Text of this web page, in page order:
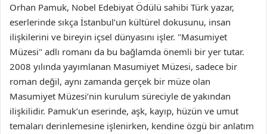
Orhan Pamuk, Nobel Edebiyat Ödülü sahibi Türk yazar,
eserlerinde sıkça İstanbul’un kültürel dokusunu, insan
ilişkilerini ve bireyin içsel dünyasını işler. "Masumiyet
Müzesi" adlı romanı da bu bağlamda önemli bir yer tutar.
2008 yılında yayımlanan Masumiyet Müzesi, sadece bir
roman değil, aynı zamanda gerçek bir müze olan
Masumiyet Müzesi’nin kurulum süreciyle de yakından
ilişkilidir. Pamuk’un eserinde, aşk, kayıp, hüzün ve umut
temaları derinlemesine işlenirken, kendine özgü bir anlatım